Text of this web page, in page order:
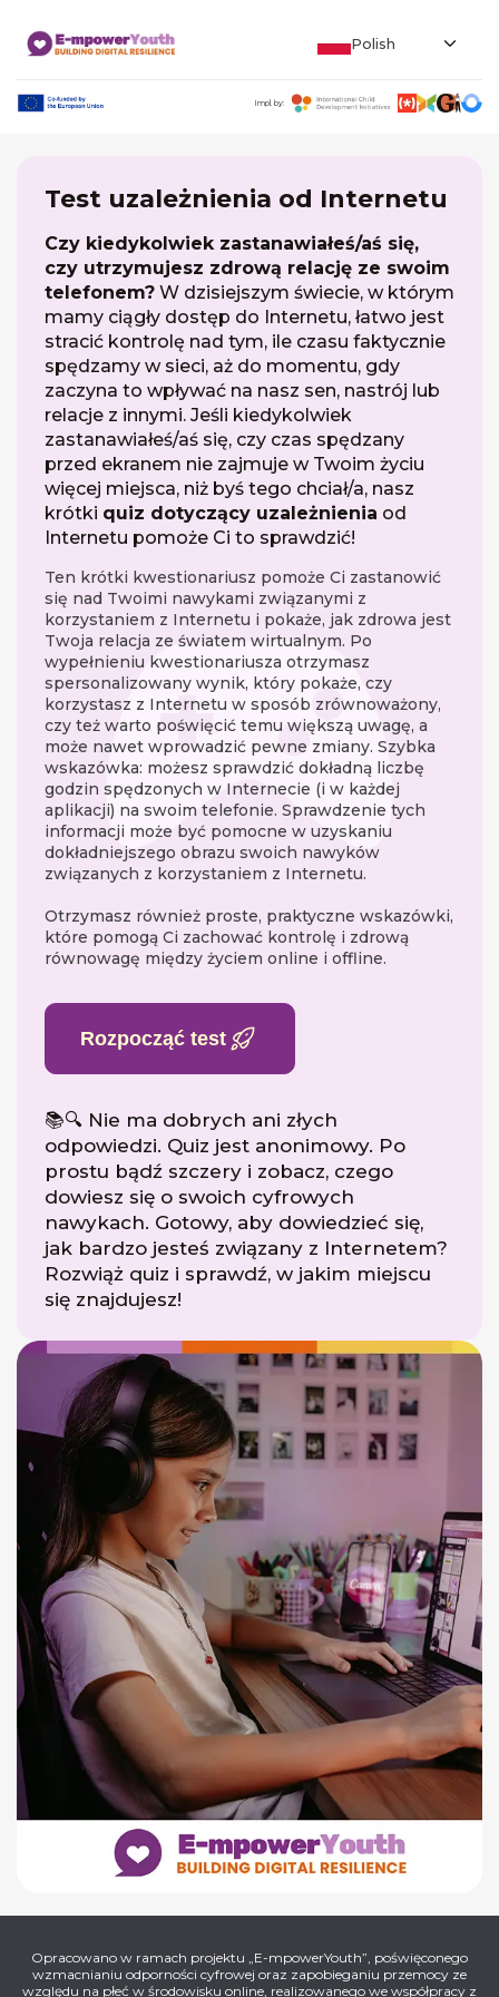
Impl. by:
Polish
Test uzależnienia od Internetu
Czy kiedykolwiek zastanawiałeś/aś się,
czy utrzymujesz zdrową relację ze swoim
telefonem? W dzisiejszym świecie, w którym
mamy ciągły dostęp do Internetu, łatwo jest
stracić kontrolę nad tym, ile czasu faktycznie
spędzamy w sieci, aż do momentu, gdy
zaczyna to wpływać na nasz sen, nastrój lub
relacje z innymi. Jeśli kiedykolwiek
zastanawiałeś/aś się, czy czas spędzany
przed ekranem nie zajmuje w Twoim życiu
więcej miejsca, niż byś tego chciał/a, nasz
krótki quiz dotyczący uzależnienia od
Internetu pomoże Ci to sprawdzić!
Ten krótki kwestionariusz pomoże Ci zastanowić
się nad Twoimi nawykami związanymi z
korzystaniem z Internetu i pokaże, jak zdrowa jest
Twoja relacja ze światem wirtualnym. Po
wypełnieniu kwestionariusza otrzymasz
spersonalizowany wynik, który pokaże, czy
korzystasz z Internetu w sposób zrównoważony,
czy też warto poświęcić temu większą uwagę, a
może nawet wprowadzić pewne zmiany. Szybka
wskazówka: możesz sprawdzić dokładną liczbę
godzin spędzonych w Internecie (i w każdej
aplikacji) na swoim telefonie. Sprawdzenie tych
informacji może być pomocne w uzyskaniu
dokładniejszego obrazu swoich nawyków
związanych z korzystaniem z Internetu.
Otrzymasz również proste, praktyczne wskazówki,
które pomogą Ci zachować kontrolę i zdrową
równowagę między życiem online i offline.
Rozpocząć test
📚🔍 Nie ma dobrych ani złych
odpowiedzi. Quiz jest anonimowy. Po
prostu bądź szczery i zobacz, czego
dowiesz się o swoich cyfrowych
nawykach. Gotowy, aby dowiedzieć się,
jak bardzo jesteś związany z Internetem?
Rozwiąż quiz i sprawdź, w jakim miejscu
się znajdujesz!
Opracowano w ramach projektu „E-mpowerYouth”, poświęconego
wzmacnianiu odporności cyfrowej oraz zapobieganiu przemocy ze
względu na płeć w środowisku online, realizowanego we współpracy z